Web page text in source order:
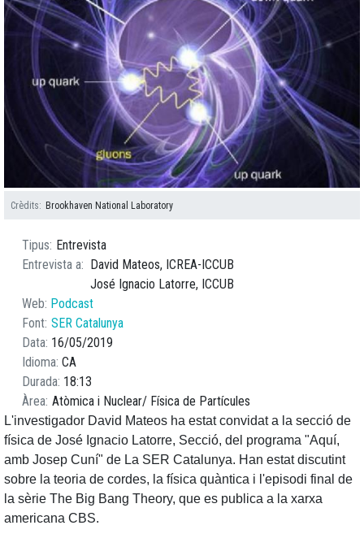
Crèdits Brookhaven National Laboratory
Tipus
Entrevista
Entrevista a
David Mateos, ICREA-ICCUB
José Ignacio Latorre, ICCUB
Web Podcast
Font SER Catalunya
Data 16/05/2019
Idioma CA
Durada 18:13
Àrea Atòmica i Nuclear Física de Partícules
L'investigador David Mateos ha estat convidat a la secció de
física de José Ignacio Latorre, Secció, del programa "Aquí,
amb Josep Cuní" de La SER Catalunya. Han estat discutint
sobre la teoria de cordes, la física quàntica i l'episodi final de
la sèrie The Big Bang Theory, que es publica a la xarxa
americana CBS.